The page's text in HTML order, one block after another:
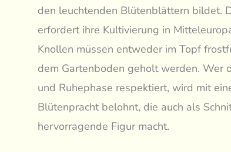
den leuchtenden Blütenblättern bildet.
erfordert ihre Kultivierung in
Knollen müssen entweder im Topf
dem Gartenboden geholt werden. Wer
und Ruhephase respektiert, wird mit
Blütenpracht belohnt, die auch als
hervorragende Figur macht.